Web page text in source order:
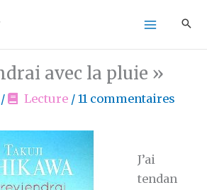
avec la pluie »
/ Lecture/ 11 commentaires
J’ai
tendan